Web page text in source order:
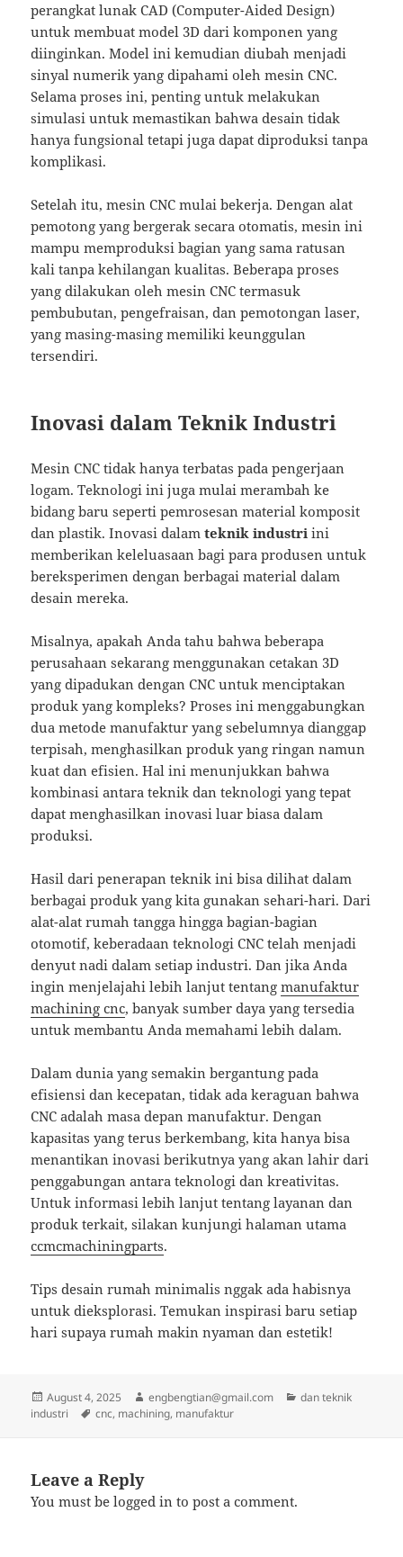
perangkat lunak CAD (Computer-Aided Design)
untuk membuat model 3D dari komponen yang
diinginkan. Model ini kemudian diubah menjadi
sinyal numerik yang dipahami oleh mesin CNC.
Selama proses ini, penting untuk melakukan
simulasi untuk memastikan bahwa desain tidak
hanya fungsional tetapi juga dapat diproduksi tanpa
komplikasi.
Setelah itu, mesin CNC mulai bekerja. Dengan alat
pemotong yang bergerak secara otomatis, mesin ini
mampu memproduksi bagian yang sama ratusan
kali tanpa kehilangan kualitas. Beberapa proses
yang dilakukan oleh mesin CNC termasuk
pembubutan, pengefraisan, dan pemotongan laser,
yang masing-masing memiliki keunggulan
tersendiri.
Inovasi dalam Teknik Industri
Mesin CNC tidak hanya terbatas pada pengerjaan
logam. Teknologi ini juga mulai merambah ke
bidang baru seperti pemrosesan material komposit
dan plastik. Inovasi dalamteknik industri ini
memberikan keleluasaan bagi para produsen untuk
bereksperimen dengan berbagai material dalam
desain mereka.
Misalnya, apakah Anda tahu bahwa beberapa
perusahaan sekarang menggunakan cetakan 3D
yang dipadukan dengan CNC untuk menciptakan
produk yang kompleks? Proses ini menggabungkan
dua metode manufaktur yang sebelumnya dianggap
terpisah, menghasilkan produk yang ringan namun
kuat dan efisien. Hal ini menunjukkan bahwa
kombinasi antara teknik dan teknologi yang tepat
dapat menghasilkan inovasi luar biasa dalam
produksi.
Hasil dari penerapan teknik ini bisa dilihat dalam
berbagai produk yang kita gunakan sehari-hari. Dari
alat-alat rumah tangga hingga bagian-bagian
otomotif, keberadaan teknologi CNC telah menjadi
denyut nadi dalam setiap industri. Dan jika Anda
ingin menjelajahi lebih lanjut tentangmanufaktur
machining cnc, banyak sumber daya yang tersedia
untuk membantu Anda memahami lebih dalam.
Dalam dunia yang semakin bergantung pada
efisiensi dan kecepatan, tidak ada keraguan bahwa
CNC adalah masa depan manufaktur. Dengan
kapasitas yang terus berkembang, kita hanya bisa
menantikan inovasi berikutnya yang akan lahir dari
penggabungan antara teknologi dan kreativitas.
Untuk informasi lebih lanjut tentang layanan dan
produk terkait, silakan kunjungi halaman utama
ccmcmachiningparts.
Tips desain rumah minimalis nggak ada habisnya
untuk dieksplorasi. Temukan inspirasi baru setiap
hari supaya rumah makin nyaman dan estetik!
Posted
on
August 4, 2025 Author
engbengtian@gmail.com Categories
dan teknik
industri
Tags
cnc, machining, manufaktur
Leave a Reply
You must belogged in to post a comment.